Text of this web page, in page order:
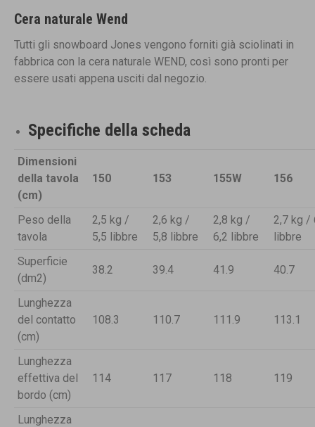
Cera naturale Wend
Tutti gli snowboard Jones vengono forniti già sciolinati in
fabbrica con la cera naturale WEND, così sono pronti per
essere usati appena usciti dal negozio.
Specifiche della scheda
Dimensioni
della tavola
(cm)
150 153 155W 156
Peso della
tavola
2,5 kg /
5,5 libbre
2,6 kg /
5,8 libbre
2,8 kg /
6,2 libbre
2,7 kg /
libbre
Superficie
(dm2)
38.2 39.4 41.9 40.7
Lunghezza
del contatto
(cm)
108.3 110.7 111.9 113.1
Lunghezza
effettiva del
bordo (cm)
114 117 118 119
Lunghezza